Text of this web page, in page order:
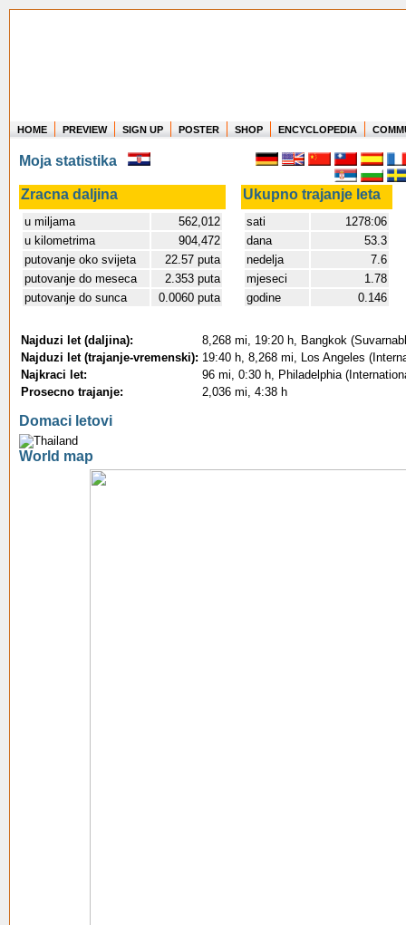
Where in the world have you flown?
How long have you been in the air?
Create your own FlightMemory and see!
HOME PREVIEW SIGN UP POSTER SHOP ENCYCLOPEDIA
Moja statistika
Zracna daljina Ukupno trajanje leta
u miljama
562,012
u kilometrima
904,472
putovanje oko svijeta
22.57 puta
putovanje do meseca
2.353 puta
putovanje do sunca
0.0060 puta
sati
1278:06
dana
53.3
nedelja
7.6
mjeseci
1.78
godine
0.146
Najduzi let (daljina):
8,268 mi, 19:20 h, Bangkok
Najduzi let (trajanje-vremenski): 19:40 h, 8,268 mi, Los Angeles
Najkraci let:
96 mi, 0:30 h, Philadelphia
Prosecno trajanje:
2,036 mi, 4:38 h
Domaci letovi
World map